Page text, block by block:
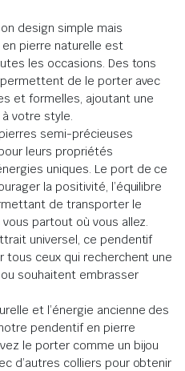
design simple mais
pierre naturelle est
les occasions. Des tons
de le porter avec
et formelles, ajoutant une
votre style.
semi-précieuses
leurs propriétés
uniques. Le port de ce
la positivité, l’équilibre
de transporter le
partout où vous allez.
universel, ce pendentif
tous ceux qui recherchent une
souhaitent embrasser
et l’énergie ancienne des
pendentif en pierre
le porter comme un bijou
d’autres colliers pour obtenir